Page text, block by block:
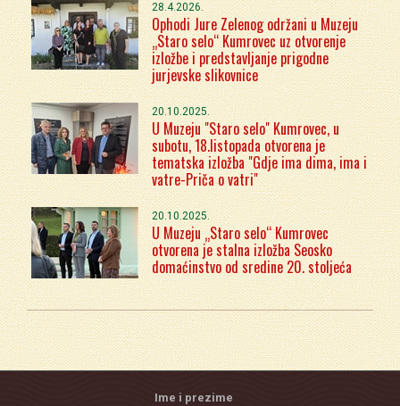
28.4.2026.
Ophodi Jure Zelenog održani u Muzeju
„Staro selo“ Kumrovec uz otvorenje
izložbe i predstavljanje prigodne
jurjevske slikovnice
20.10.2025.
U Muzeju "Staro selo" Kumrovec, u
subotu, 18.listopada otvorena je
tematska izložba "Gdje ima dima, ima i
vatre-Priča o vatri"
20.10.2025.
U Muzeju „Staro selo“ Kumrovec
otvorena je stalna izložba Seosko
domaćinstvo od sredine 20. stoljeća
Ime i prezime